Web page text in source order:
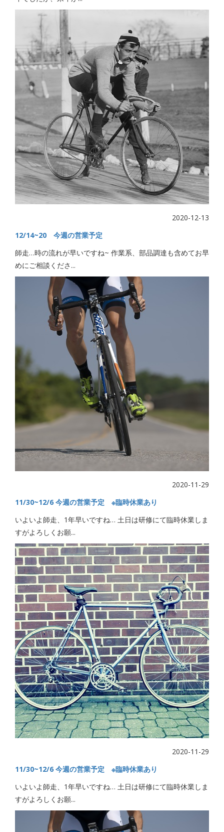
2020-12-13
12/14~20 今週の営業予定
師走…時の流れが早いですね~ 作業系、部品調達も含めてお早
めにご相談くださ...
2020-11-29
11/30~12/6 今週の営業予定 ※臨時休業あり
いよいよ師走、1年早いですね… 土日は研修にて臨時休業しま
すがよろしくお願...
2020-11-29
11/30~12/6 今週の営業予定 ※臨時休業あり
いよいよ師走、1年早いですね… 土日は研修にて臨時休業しま
すがよろしくお願...